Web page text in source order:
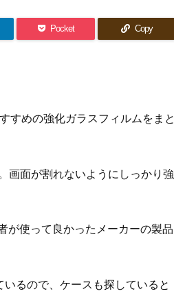
Pocket Copy
すめの強化ガラスフィルムをまと
画面が割れないようにしっかり強
が使って良かったメーカーの製品
るので、ケースも探していると